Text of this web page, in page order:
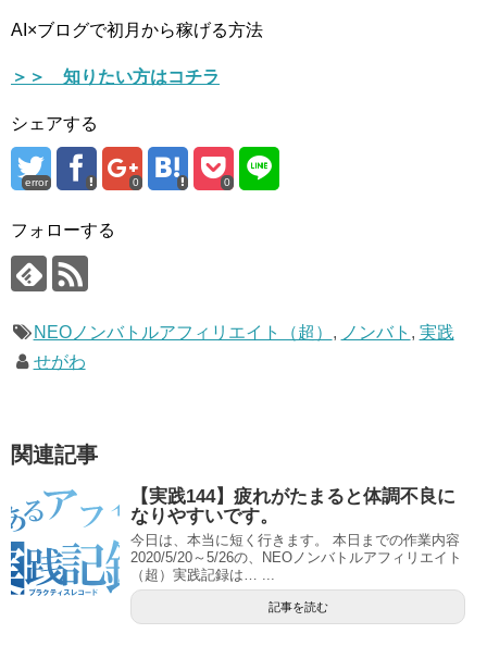
AI×ブログで初月から稼げる方法
＞＞ 知りたい方はコチラ
シェアする
error 0 0
フォローする
NEOノンバトルアフィリエイト（超） , ノンバト , 実践
せがわ
関連記事
【実践144】疲れがたまると体調不良に
なりやすいです。
今日は、本当に短く行きます。 本日までの作業内容
2020/5/20～5/26の、NEOノンバトルアフィリエイト
（超）実践記録は… ...
記事を読む